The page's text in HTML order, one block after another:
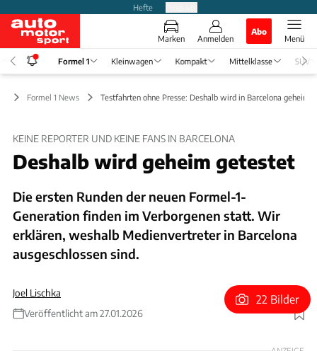
Hefte
Marken Anmelden
Abo
Menü
Formel 1 Kleinwagen Kompakt Mittelklasse SUV
Formel 1 News Testfahrten ohne Presse: Deshalb wird in Barcelona geheim
KEINE REPORTER UND KEINE FANS IN BARCELONA
Deshalb wird geheim getestet
Die ersten Runden der neuen Formel-1-
Generation finden im Verborgenen statt. Wir
erklären, weshalb Medienvertreter in Barcelona
ausgeschlossen sind.
Joel Lischka
Veröffentlicht am 27.01.2026
Foto: Rudy Carezzevoli via Getty Images
22 Bilder